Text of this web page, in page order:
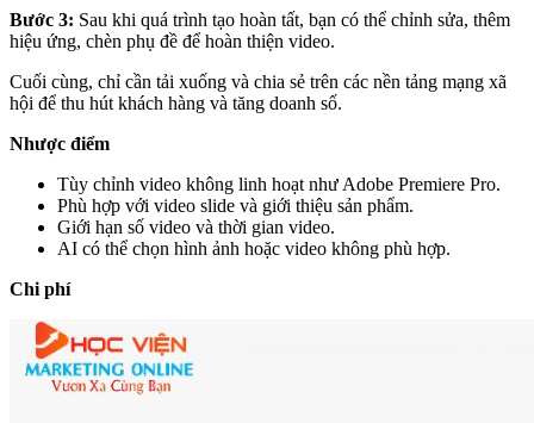
Bước 3: Sau khi quá trình tạo hoàn tất, bạn có thể chỉnh sửa, thêm
hiệu ứng, chèn phụ đề để hoàn thiện video.
Cuối cùng, chỉ cần tải xuống và chia sẻ trên các nền tảng mạng xã
hội để thu hút khách hàng và tăng doanh số.
Nhược điểm
Tùy chỉnh video không linh hoạt như Adobe Premiere Pro.
Phù hợp với video slide và giới thiệu sản phẩm.
Giới hạn số video và thời gian video.
AI có thể chọn hình ảnh hoặc video không phù hợp.
Chi phí